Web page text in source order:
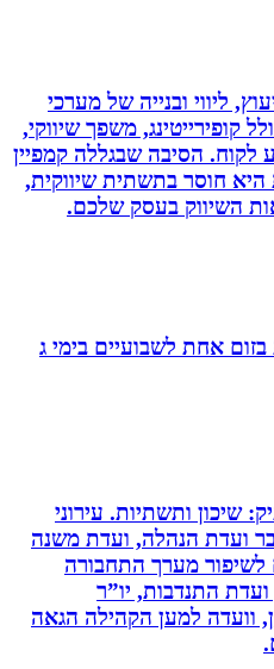
ובנייה של מערכי
משפך שיווקי,
הסיבה שבגללה קמפיין
בתשתית שיווקית,
בעסק שלכם.
אחת לשבועיים בימי ג
ותשתיות. עירוני
הנהלה, ועדת משנה
מערך התחבורה
התנדבות, יו”ר
למען הקהילה הגאה